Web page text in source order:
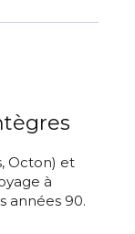
Octon) et
à
années 90.